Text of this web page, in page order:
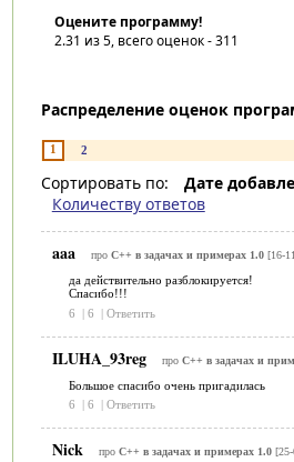
Оцените программу!
2.31 из 5, всего оценок -311
Распределение оценок
1 2
Сортировать по: Дате
Количеству ответов
aaa про C++ в задачах и примерах 1.0[16-
да действительно разблокируется!
Cпасибо!!!
6
| 6 | Ответить
ILUHA_93reg про C++ в задачах и
Большое спасибо очень пригадилась
6
| 6 | Ответить
Nick про C++ в задачах и примерах 1.0[25-